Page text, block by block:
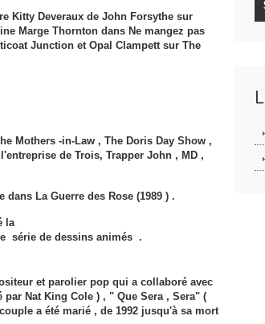
Kitty Deveraux de John Forsythe sur
Marge Thornton dans Ne mangez pas
Junction et Opal Clampett sur ​​The
Mothers -in-Law , The Doris Day Show ,
de Trois, Trapper John , MD ,
La Guerre des Rose (1989 ) .
la
série de dessins animés .
et parolier pop qui a collaboré avec
Nat King Cole ) , " Que Sera , Sera" (
a été marié , de 1992 jusqu'à sa mort